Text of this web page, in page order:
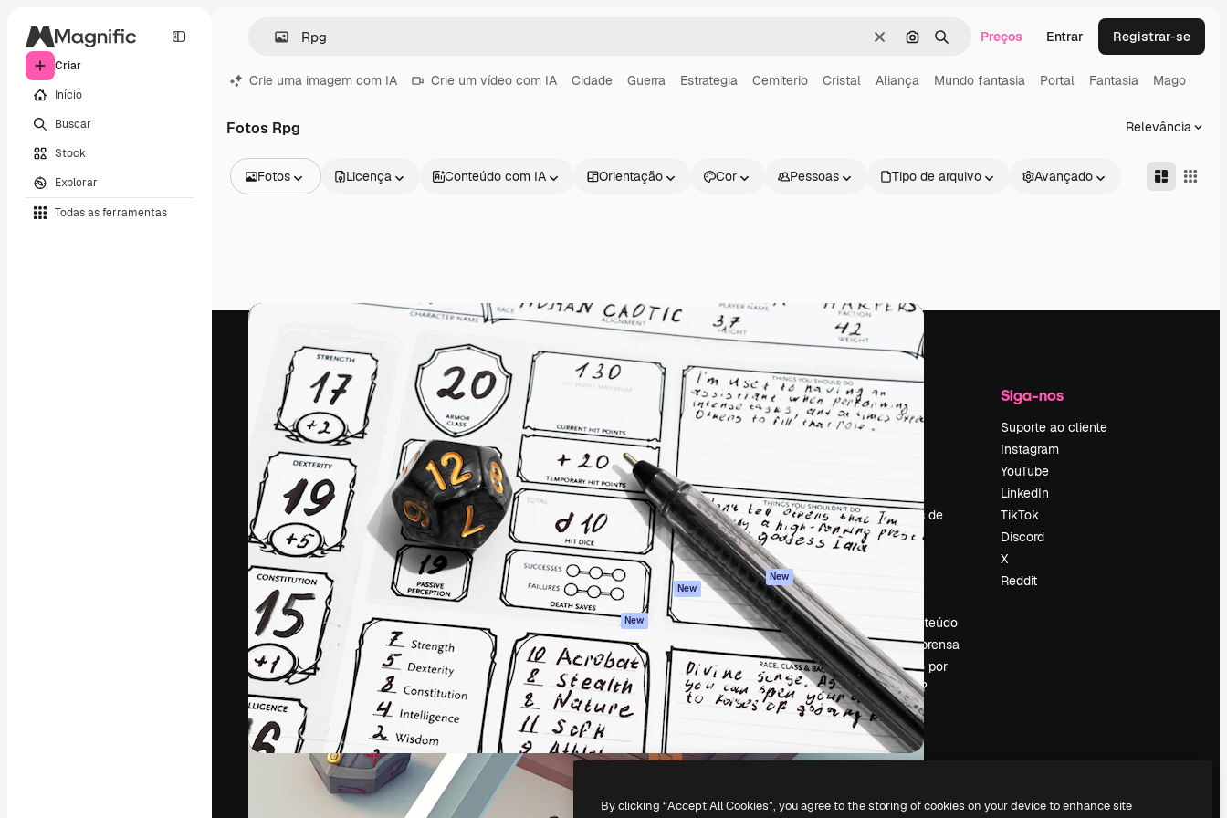
Criar
Início
Buscar
Stock
Explorar
Todas as ferramentas
LimparPesquisar por imagem
BuscarPreços Entrar Registrar-se
Crie uma imagem com IA Crie um vídeo com IA Cidade Guerra Estrategia Cemiterio Cristal Aliança Mundo fantasia Portal Fantasia Mago
Fotos Rpg Relevância
Fotos
Vídeos
Clipes de vídeo
Modelos de vídeos
Modelos 3D
Licença Conteúdo com IA Orientação Cor Pessoas Tipo de arquivo Avançado
A plataforma criativa para você direcionar
seu melhor trabalho. Mais de 1 milhão de
assinantes entre criativos, empresas,
agências e estúdios.
Português
Produtos
Spaces
Assistente de IA
Gerador de
imagens
Gerador de vídeos
Texto para voz
Conteúdo de stock
MCP para
Claude/ChatGPT
New
Agentes New
API
App móvel
Todas as
ferramentas
Começar
Academy
Termos e
condições
Política de
privacidade
Originais New
Política de cookies
Central de
confiabilidade
Afiliados
Empresas
Empresa
Preços
Emprego
Tendências de
pesquisa
Blog
Vender conteúdo
Sala de imprensa
Procurando por
magnific.ai?
Siga-nos
Suporte ao cliente
Instagram
YouTube
LinkedIn
TikTok
Discord
X
Reddit
Copyright © 2010-2026 Freepik Company S.L.U. Todos os direitos reservados.
By clicking “Accept All Cookies”, you agree to the storing of cookies on your device to enhance site